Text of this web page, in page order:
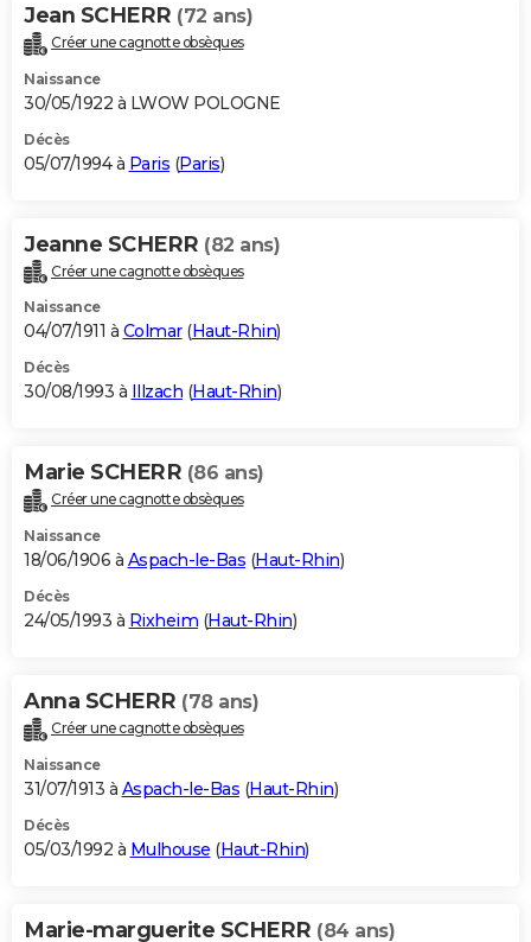
Jean SCHERR (72 ans)
Créer une cagnotte obsèques
Naissance
30/05/1922 à LWOW POLOGNE
Décès
05/07/1994 à Paris (Paris)
Jeanne SCHERR (82 ans)
Créer une cagnotte obsèques
Naissance
04/07/1911 à Colmar(Haut-Rhin)
Décès
30/08/1993 à Illzach (Haut-Rhin)
Marie SCHERR (86 ans)
Créer une cagnotte obsèques
Naissance
18/06/1906 à Aspach-le-Bas (Haut-Rhin)
Décès
24/05/1993 à Rixheim (Haut-Rhin)
Anna SCHERR (78 ans)
Créer une cagnotte obsèques
Naissance
31/07/1913 à Aspach-le-Bas (Haut-Rhin)
Décès
05/03/1992 à Mulhouse (Haut-Rhin)
Marie-marguerite SCHERR (84 ans)